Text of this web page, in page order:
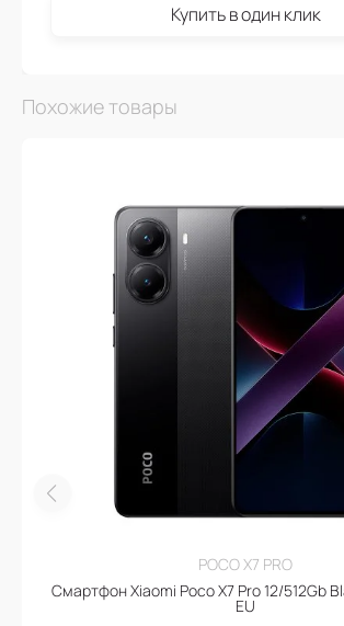
Купить в один клик
Похожие товары
POCO X7 PRO
Смартфон Xiaomi Poco X7 Pro 12/512Gb
EU